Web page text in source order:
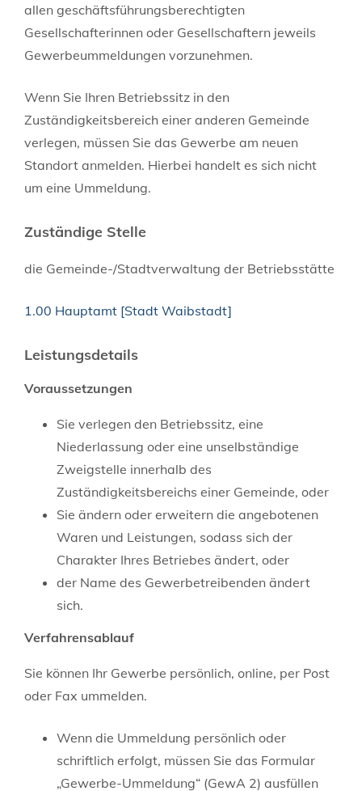
allen geschäftsführungsberechtigten
Gesellschafterinnen oder Gesellschaftern jeweils
Gewerbeummeldungen vorzunehmen.
Wenn Sie Ihren Betriebssitz in den
Zuständigkeitsbereich einer anderen Gemeinde
verlegen, müssen Sie das Gewerbe am neuen
Standort anmelden. Hierbei handelt es sich nicht
um eine Ummeldung.
Zuständige Stelle
die Gemeinde-/Stadtverwaltung der Betriebsstätte
1.00 Hauptamt [Stadt Waibstadt]
Leistungsdetails
Voraussetzungen
Sie verlegen den Betriebssitz, eine
Niederlassung oder eine unselbständige
Zweigstelle innerhalb des
Zuständigkeitsbereichs einer Gemeinde, oder
Sie ändern oder erweitern die angebotenen
Waren und Leistungen, sodass sich der
Charakter Ihres Betriebes ändert, oder
der Name des Gewerbetreibenden ändert
sich.
Verfahrensablauf
Sie können Ihr Gewerbe persönlich, online, per Post
oder Fax ummelden.
Wenn die Ummeldung persönlich oder
schriftlich erfolgt, müssen Sie das Formular
„Gewerbe-Ummeldung“ (GewA 2) ausfüllen